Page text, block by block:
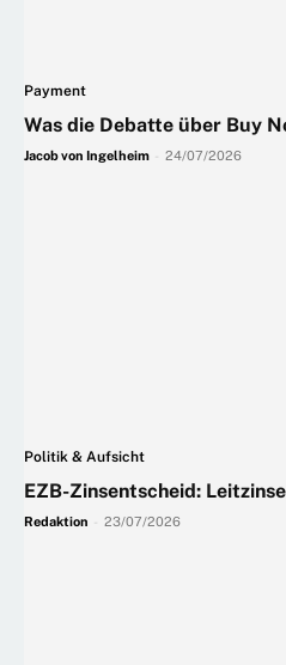
Payment
Was die Debatte über Buy
Jacob von Ingelheim 24/07/2026
Politik & Aufsicht
EZB-Zinsentscheid:
Redaktion 23/07/2026